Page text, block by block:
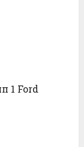
1 Ford